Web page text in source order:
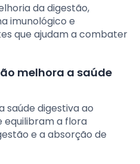
da digestão,
imunológico e
que ajudam a combater
melhora a saúde
saúde digestiva ao
equilibram a flora
e a absorção de